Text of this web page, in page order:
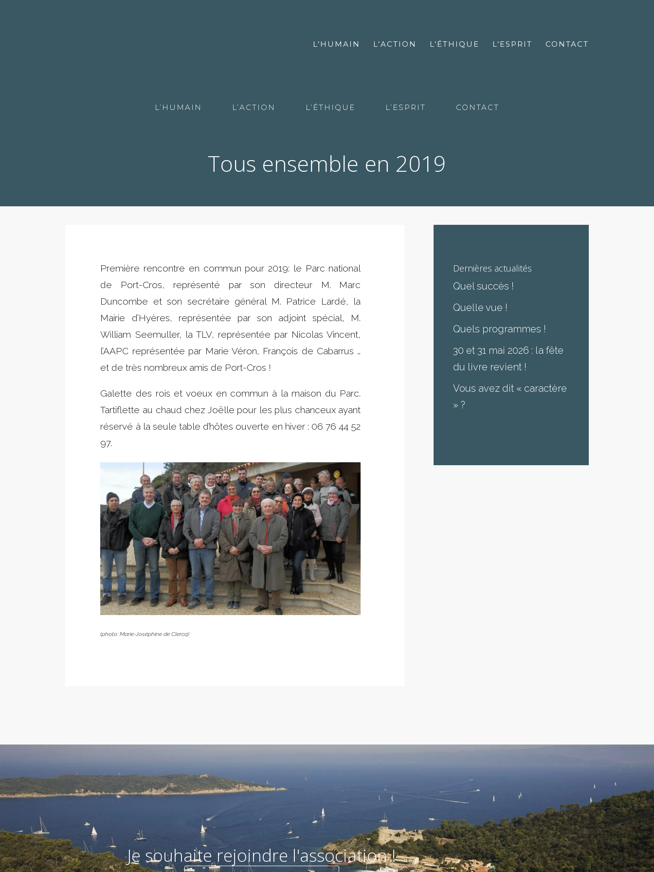
L’HUMAIN L’ACTION L’ÉTHIQUE L’ESPRIT CONTACT
L’HUMAIN L’ACTION L’ÉTHIQUE L’ESPRIT CONTACT
Tous ensemble en 2019
Première rencontre en commun pour 2019: le Parc national
de Port-Cros, représenté par son directeur M. Marc
Duncombe et son secrétaire général M. Patrice Lardé, la
Mairie d’Hyères, représentée par son adjoint spécial, M.
William Seemuller, la TLV, représentée par Nicolas Vincent,
l’AAPC représentée par Marie Véron, François de Cabarrus …
et de très nombreux amis de Port-Cros !
Galette des rois et voeux en commun à la maison du Parc.
Tartiflette au chaud chez Joëlle pour les plus chanceux ayant
réservé à la seule table d’hôtes ouverte en hiver : 06 76 44 52
97.
(photo: Marie-Joséphine de Clercq)
Dernières actualités
Quel succès !
Quelle vue !
Quels programmes !
30 et 31 mai 2026 : la fête
du livre revient !
Vous avez dit « caractère
» ?
Je souhaite rejoindre l'association !